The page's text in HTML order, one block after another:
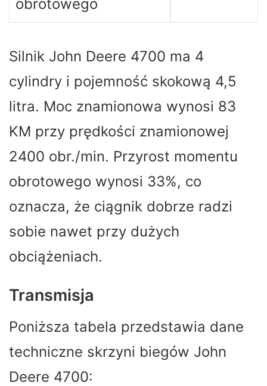
obrotowego
Silnik John Deere 4700 ma 4
cylindry i pojemność skokową 4,5
litra. Moc znamionowa wynosi 83
KM przy prędkości znamionowej
2400 obr./min. Przyrost momentu
obrotowego wynosi 33%, co
oznacza, że ​​ciągnik dobrze radzi
sobie nawet przy dużych
obciążeniach.
Transmisja
Poniższa tabela przedstawia dane
techniczne skrzyni biegów John
Deere 4700: